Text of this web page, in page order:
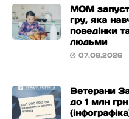
МОМ
гру, яка
поведінки
людьми
07.08.2026
Ветерани
до 1 млн